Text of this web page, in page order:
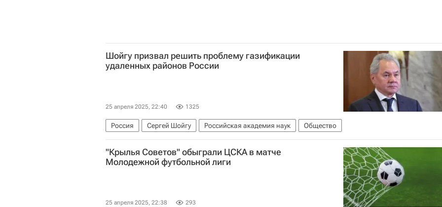
Шойгу призвал решить проблему газификации
удаленных районов России
25 апреля 2025, 22:40 1325
Россия Сергей Шойгу Российская академия наук Общество
"Крылья Советов" обыграли ЦСКА в матче
Молодежной футбольной лиги
25 апреля 2025, 22:38 293